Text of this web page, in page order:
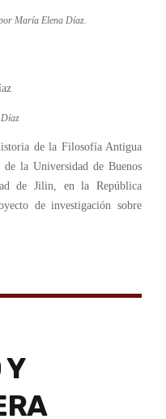
María Elena Díaz.
de la Filosofía Antigua
la Universidad de Buenos
de Jilin, en la República
de investigación sobre
Y